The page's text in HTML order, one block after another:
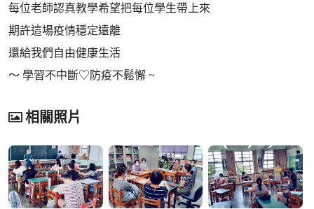
每位老師認真教學希望把每位學生帶上來
期許這場疫情穩定遠離
還給我們自由健康生活
～ 學習不中斷♡防疫不鬆懈 ~
相關照片